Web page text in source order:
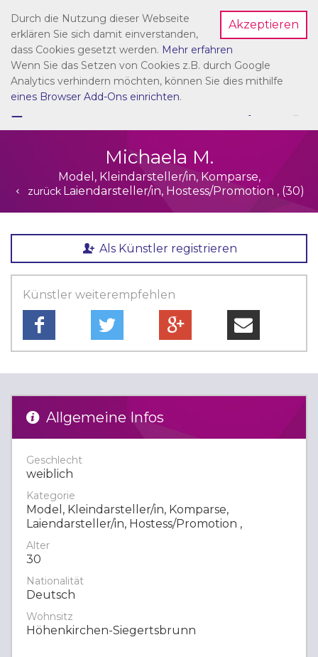
Dein Account
☰
Michaela M.
zurück
Model, Kleindarsteller/in, Komparse,
Laiendarsteller/in, Hostess/Promotion , (30)
Als Künstler registrieren
Künstler weiterempfehlen
Allgemeine Infos
Geschlecht
weiblich
Kategorie
Model, Kleindarsteller/in, Komparse,
Laiendarsteller/in, Hostess/Promotion ,
Alter
30
Nationalität
Deutsch
Wohnsitz
Höhenkirchen-Siegertsbrunn
Akzeptieren
Durch die Nutzung dieser Webseite
erklären Sie sich damit einverstanden,
dass Cookies gesetzt werden. Mehr erfahren
Wenn Sie das Setzen von Cookies z.B. durch Google
Analytics verhindern möchten, können Sie dies mithilfe
eines Browser Add-Ons einrichten.